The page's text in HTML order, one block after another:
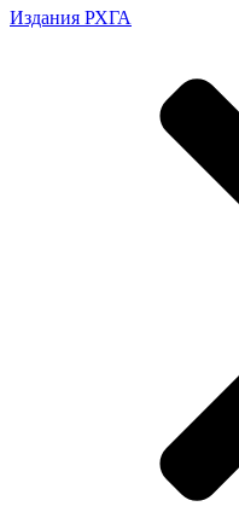
Издания РХГА